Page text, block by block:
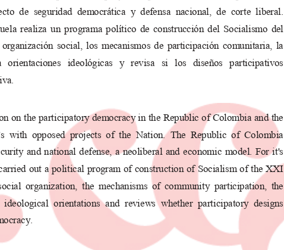
de seguridad democrática  y  defensa  nacional,  de  corte  liberal.
realiza un programa político de construcción del Socialismo del
social , los mecanismos de participación comunitaria, la
orientaciones  ideológicas  y  revisa  si  los  diseños  participativos
on the participatory democracy in the Republic of Colombia and the
with  opposed  projects  of  the  Nation.  The  Republic  of  Colombia
and national defense, a neoliberal and economic model. For it's
out a political program of construction of Socialism of the XXI
organization,  the  mechanisms  of  community  participation,  the
ideological  orientations  and  reviews  whether  participatory  designs